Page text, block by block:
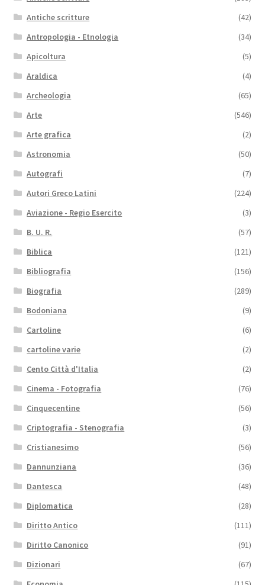
Antiche scritture
(42)
Antropologia - Etnologia
(34)
Apicoltura
(5)
Araldica
(4)
Archeologia
(65)
Arte
(546)
Arte grafica
(2)
Astronomia
(50)
Autografi
(7)
Autori Greco Latini
(224)
Aviazione - Regio Esercito
(3)
B. U. R.
(57)
Biblica
(121)
Bibliografia
(156)
Biografia
(289)
Bodoniana
(9)
Cartoline
(6)
cartoline varie
(2)
Cento Città d'Italia
(2)
Cinema - Fotografia
(76)
Cinquecentine
(56)
Criptografia - Stenografia
(3)
Cristianesimo
(56)
Dannunziana
(36)
Dantesca
(48)
Diplomatica
(28)
Diritto Antico
(111)
Diritto Canonico
(91)
Dizionari
(67)